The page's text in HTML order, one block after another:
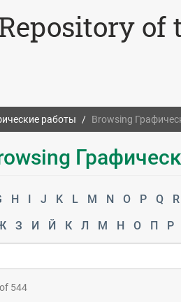
работы Browsing
H I J K L M N O P Q R
З И Й К Л М Н О П Р
544